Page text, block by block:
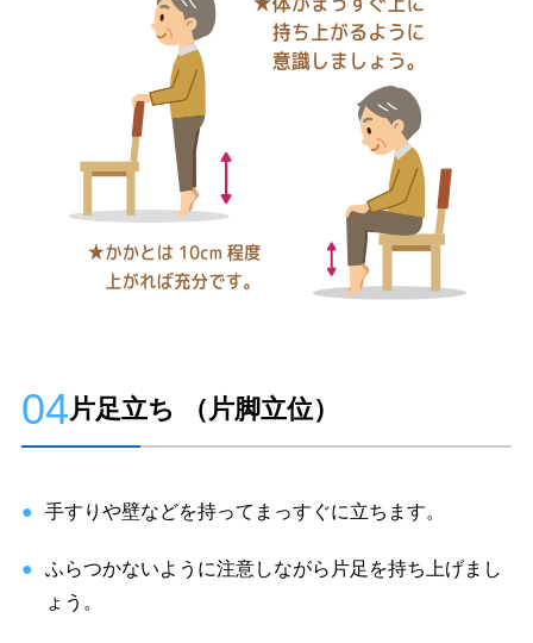
04片足立ち （片脚立位）
手すりや壁などを持ってまっすぐに立ちます。
ふらつかないように注意しながら片足を持ち上げまし
ょう。